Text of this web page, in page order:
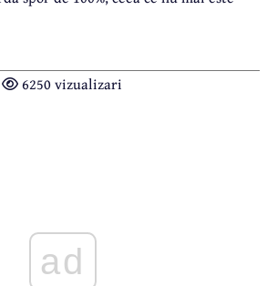
6250 vizualizari
ad